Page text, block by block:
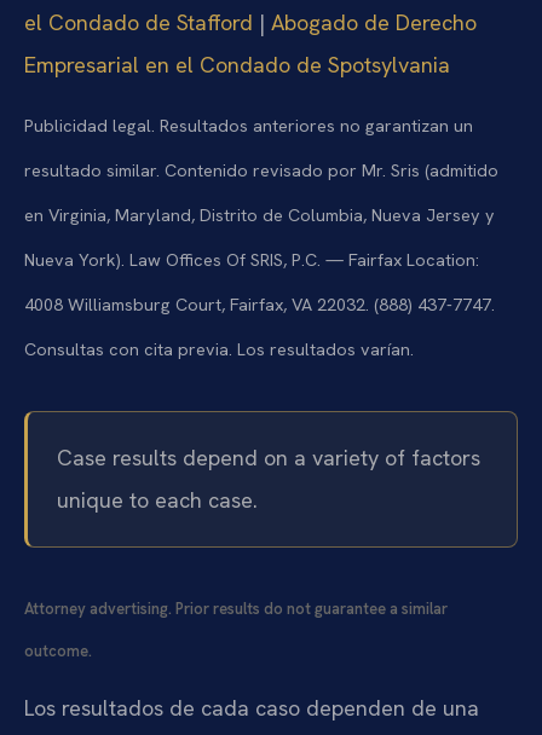
el Condado de Stafford | Abogado de Derecho
Empresarial en el Condado de Spotsylvania
Publicidad legal. Resultados anteriores no garantizan un
resultado similar. Contenido revisado por Mr. Sris (admitido
en Virginia, Maryland, Distrito de Columbia, Nueva Jersey y
Nueva York). Law Offices Of SRIS, P.C. — Fairfax Location:
4008 Williamsburg Court, Fairfax, VA 22032. (888) 437-7747.
Consultas con cita previa. Los resultados varían.
Case results depend on a variety of factors
unique to each case.
Attorney advertising. Prior results do not guarantee a similar
outcome.
Los resultados de cada caso dependen de una